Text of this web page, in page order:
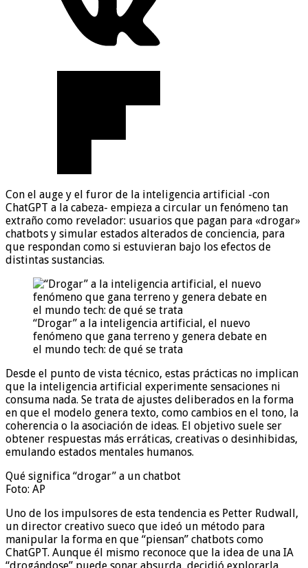
Con el auge y el furor de la inteligencia artificial -con
ChatGPT a la cabeza- empieza a circular un fenómeno tan
extraño como revelador: usuarios que pagan para «drogar»
chatbots y simular estados alterados de conciencia, para
que respondan como si estuvieran bajo los efectos de
distintas sustancias.
“Drogar” a la inteligencia artificial, el nuevo
fenómeno que gana terreno y genera debate en
el mundo tech: de qué se trata
Desde el punto de vista técnico, estas prácticas no implican
que la inteligencia artificial experimente sensaciones ni
consuma nada. Se trata de ajustes deliberados en la forma
en que el modelo genera texto, como cambios en el tono, la
coherencia o la asociación de ideas. El objetivo suele ser
obtener respuestas más erráticas, creativas o desinhibidas,
emulando estados mentales humanos.
Qué significa “drogar” a un chatbot
Foto: AP
Uno de los impulsores de esta tendencia es Petter Rudwall,
un director creativo sueco que ideó un método para
manipular la forma en que “piensan” chatbots como
ChatGPT. Aunque él mismo reconoce que la idea de una IA
“drogándose” puede sonar absurda, decidió explorarla